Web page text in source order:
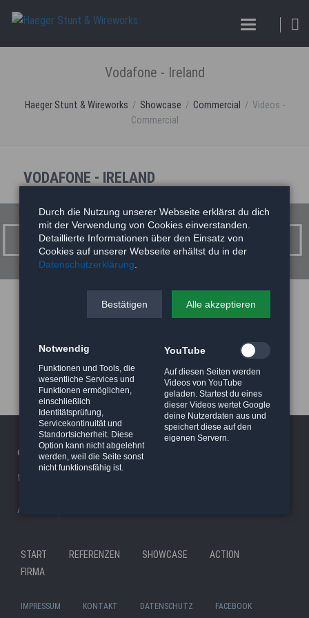
Vodafone - Ireland
Haeger Stunt & Wireworks Showcase Commercial
Videos -
Commercial
VODAFONE - IRELAND
© 2026 Haeger Stunt & Wireworks Ltd. - Berlin
facility/studio
AP8actionpact
START REFERENZEN SHOWCASE
ACTION
FIRMA
überspringen
IMPRESSUM KONTAKT DATENSCHUTZ FACEBOOK
Durch die Nutzung unserer Webseite erklärst du dich
mit der Verwendung von Cookies einverstanden.
Detaillierte Informationen über den Einsatz von
Cookies auf unserer Webseite erhältst du in der
Datenschutzerklärung.
Bestätigen Alle akzeptieren
Notwendig
Funktionen und Tools, die
wesentliche Services und
Funktionen ermöglichen,
einschließlich
Identitätsprüfung,
Servicekontinuität und
Standortsicherheit. Diese
Option kann nicht abgelehnt
werden, weil die Seite sonst
nicht funktionsfähig ist.
YouTube
Auf diesen Seiten werden
Videos von YouTube
geladen. Startest du eines
dieser Videos wertet Google
deine Nutzerdaten aus und
speichert diese auf den
eigenen Servern.